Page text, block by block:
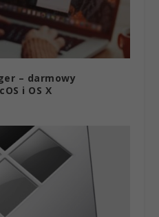
– darmowy
i OS X